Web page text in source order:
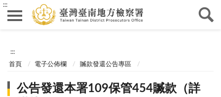
:::
:::
首頁 電子公佈欄 贓款發還公告專區
公告發還本署109保管454贓款（詳